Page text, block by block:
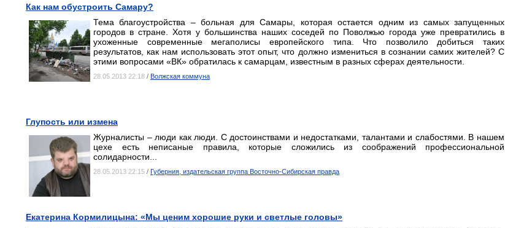
Как нам обустроить Самару?
Тема благоустройства – больная для Самары, которая остается одним из самых запущенных
городов в стране. Хотя у большинства наших соседей по Поволжью города уже превратились в
ухоженные современные мегаполисы европейского типа. Что позволило добиться таких
результатов, как нам использовать этот опыт, что должно измениться в сознании самих жителей? С
этими вопросами «ВК» обратилась к самарцам, известным в разных сферах деятельности.
28.05.2013 22:18 / Волжская коммуна
Глупость или измена
Журналисты – люди как люди. С достоинствами и недостатками, талантами и слабостями. В нашем
цехе есть неписаные правила, которые сложились из соображений профессиональной
солидарности...
28.05.2013 22:15 / Губерния, издательская группа Восточно-Сибирская правда
Екатерина Кормилицына: «Мы ценим хорошие руки и светлые головы»